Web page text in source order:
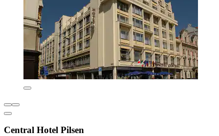
Central Hotel Pilsen